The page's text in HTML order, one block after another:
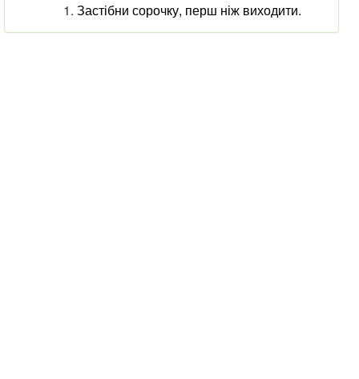
Застібни сорочку, перш ніж виходити.